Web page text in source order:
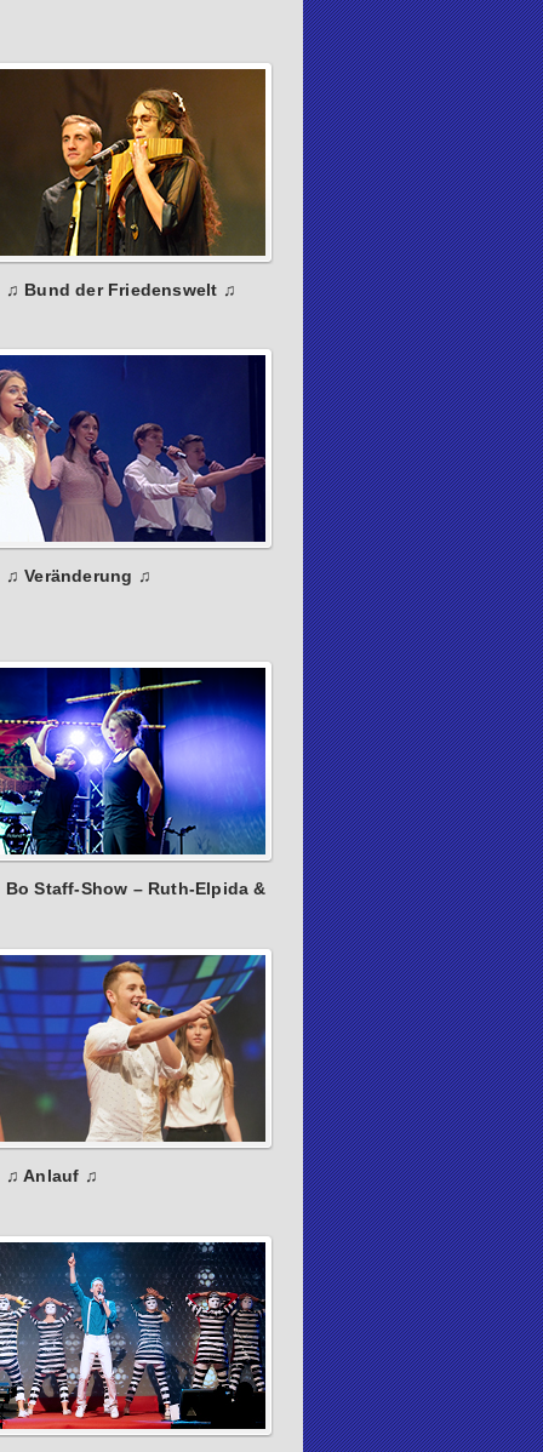
♫ Bund der Friedenswelt ♫
♫ Veränderung ♫
Bo Staff-Show – Ruth-Elpida &
♫ Anlauf ♫